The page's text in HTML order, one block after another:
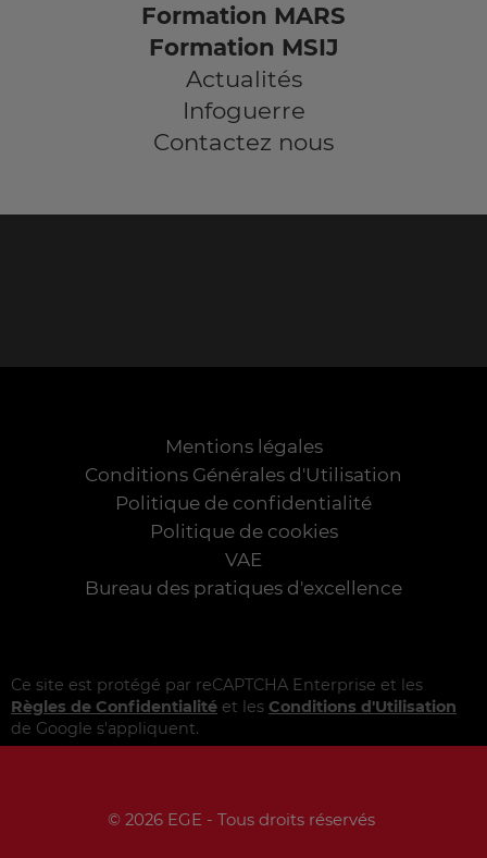
Formation MARS
Formation MSIJ
Actualités
Infoguerre
Contactez nous
Mentions légales
Conditions Générales d'Utilisation
Politique de confidentialité
Politique de cookies
VAE
Bureau des pratiques d'excellence
Ce site est protégé par reCAPTCHA Enterprise et les
Règles de Confidentialité et les Conditions d'Utilisation
de Google s'appliquent.
© 2026 EGE - Tous droits réservés